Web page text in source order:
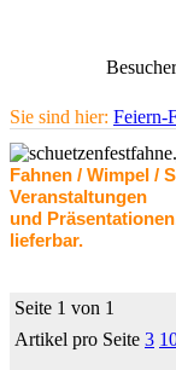
Sie sind hier: Feiern-
Fahnen / Wimpel /
Veranstaltungen
und
lieferbar.
Seite 1 von 1
Artikel pro Seite 3